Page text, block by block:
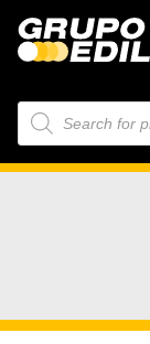
Búsqueda
de
productos